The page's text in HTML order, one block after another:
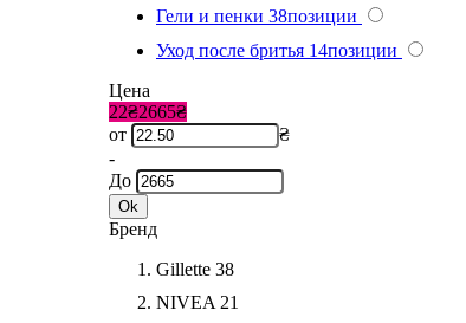
Гели и пенки 38позиции
Уход после бритья 14позиции
Цена
22₴2665₴
от
₴
-
До
Ok
Бренд
Gillette 38
NIVEA 21